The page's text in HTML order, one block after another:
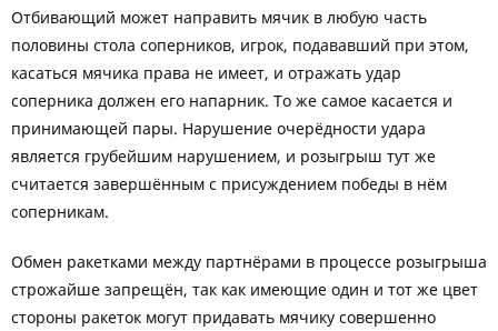
Отбивающий может направить мячик в любую часть
половины стола соперников, игрок, подававший при этом,
касаться мячика права не имеет, и отражать удар
соперника должен его напарник. То же самое касается и
принимающей пары. Нарушение очерёдности удара
является грубейшим нарушением, и розыгрыш тут же
считается завершённым с присуждением победы в нём
соперникам.
Обмен ракетками между партнёрами в процессе розыгрыша
строжайше запрещён, так как имеющие один и тот же цвет
стороны ракеток могут придавать мячику совершенно